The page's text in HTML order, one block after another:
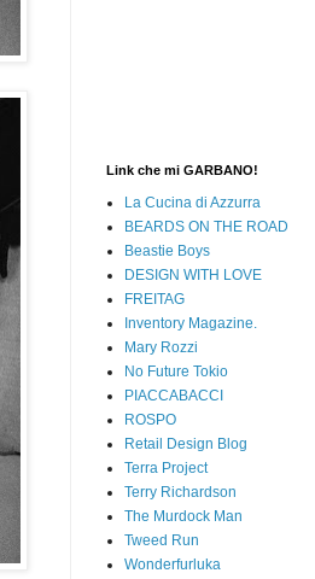
Link che mi GARBANO!
La Cucina di Azzurra
BEARDS ON THE ROAD
Beastie Boys
DESIGN WITH LOVE
FREITAG
Inventory Magazine.
Mary Rozzi
No Future Tokio
PIACCABACCI
ROSPO
Retail Design Blog
Terra Project
Terry Richardson
The Murdock Man
Tweed Run
Wonderfurluka